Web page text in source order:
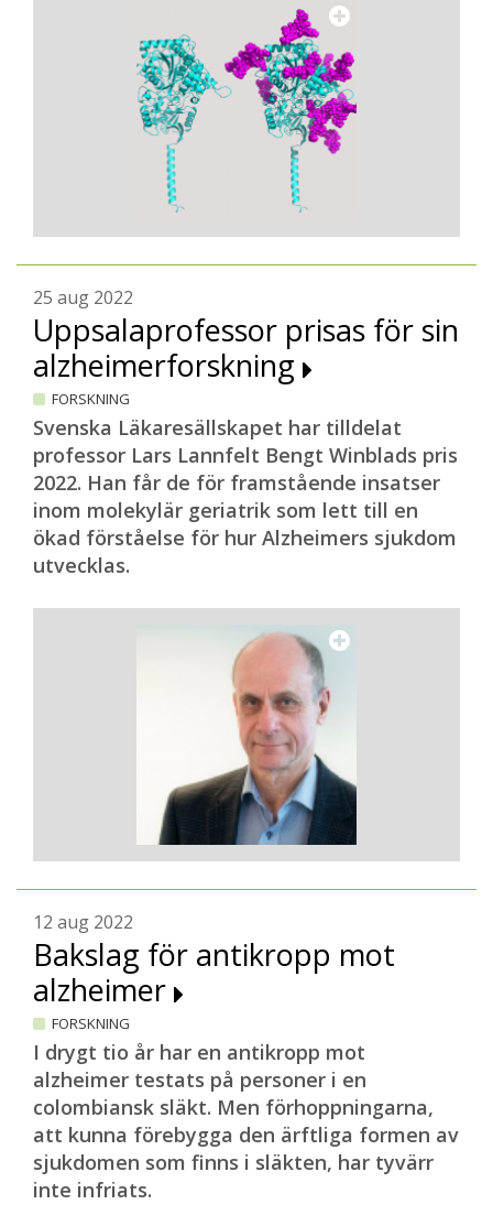
25 aug 2022
Uppsalaprofessor prisas för sin
alzheimerforskning
FORSKNING
Svenska Läkaresällskapet har tilldelat
professor Lars Lannfelt Bengt Winblads pris
2022. Han får de för framstående insatser
inom molekylär geriatrik som lett till en
ökad förståelse för hur Alzheimers sjukdom
utvecklas.
12 aug 2022
Bakslag för antikropp mot
alzheimer
FORSKNING
I drygt tio år har en antikropp mot
alzheimer testats på personer i en
colombiansk släkt. Men förhoppningarna,
att kunna förebygga den ärftliga formen av
sjukdomen som finns i släkten, har tyvärr
inte infriats.